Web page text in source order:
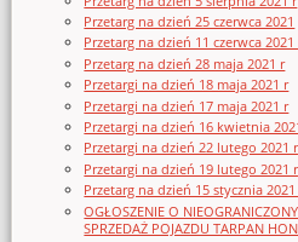
Przetarg na dzień 25 czerwca 2021
Przetarg na dzień 11 czerwca 2021
Przetarg na dzień 28 maja 2021 r
Przetargi na dzień 18 maja 2021 r
Przetargi na dzień 17 maja 2021 r
Przetargi na dzień 16 kwietnia
Przetargi na dzień 22 lutego 2021 r
Przetargi na dzień 19 lutego 2021 r
Przetarg na dzień 15 stycznia
OGŁOSZENIE O
SPRZEDAŻ POJAZDU TARPAN